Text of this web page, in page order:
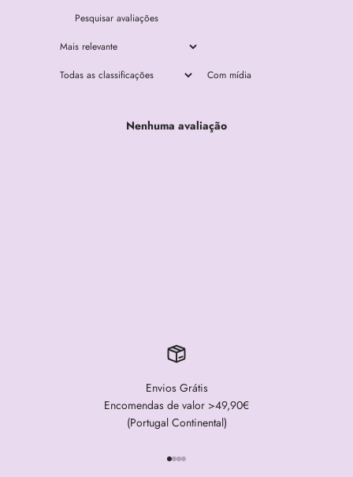
Com mídia
Nenhuma avaliação
Envios Grátis
Encomendas de valor >49,90€
(Portugal Continental)